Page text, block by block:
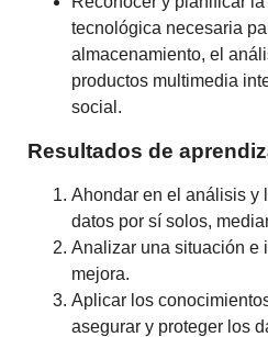
tecnológica necesaria
almacenamiento, el
productos multimedia
social.
Resultados de
Ahondar en el análisis y
datos por sí solos,
Analizar una situación e
mejora.
Aplicar los
asegurar y proteger los